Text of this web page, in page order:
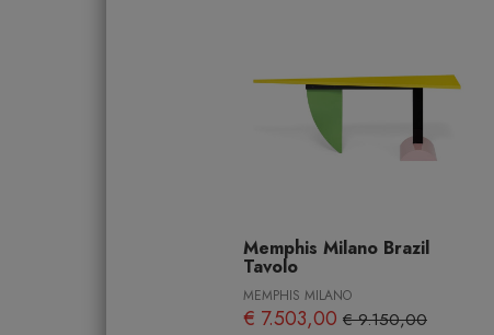
Memphis Milano Brazil
Tavolo
MEMPHIS MILANO
€ 7.503,00 € 9.150,00